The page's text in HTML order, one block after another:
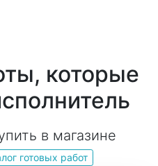
которые
в магазине
готовых работ